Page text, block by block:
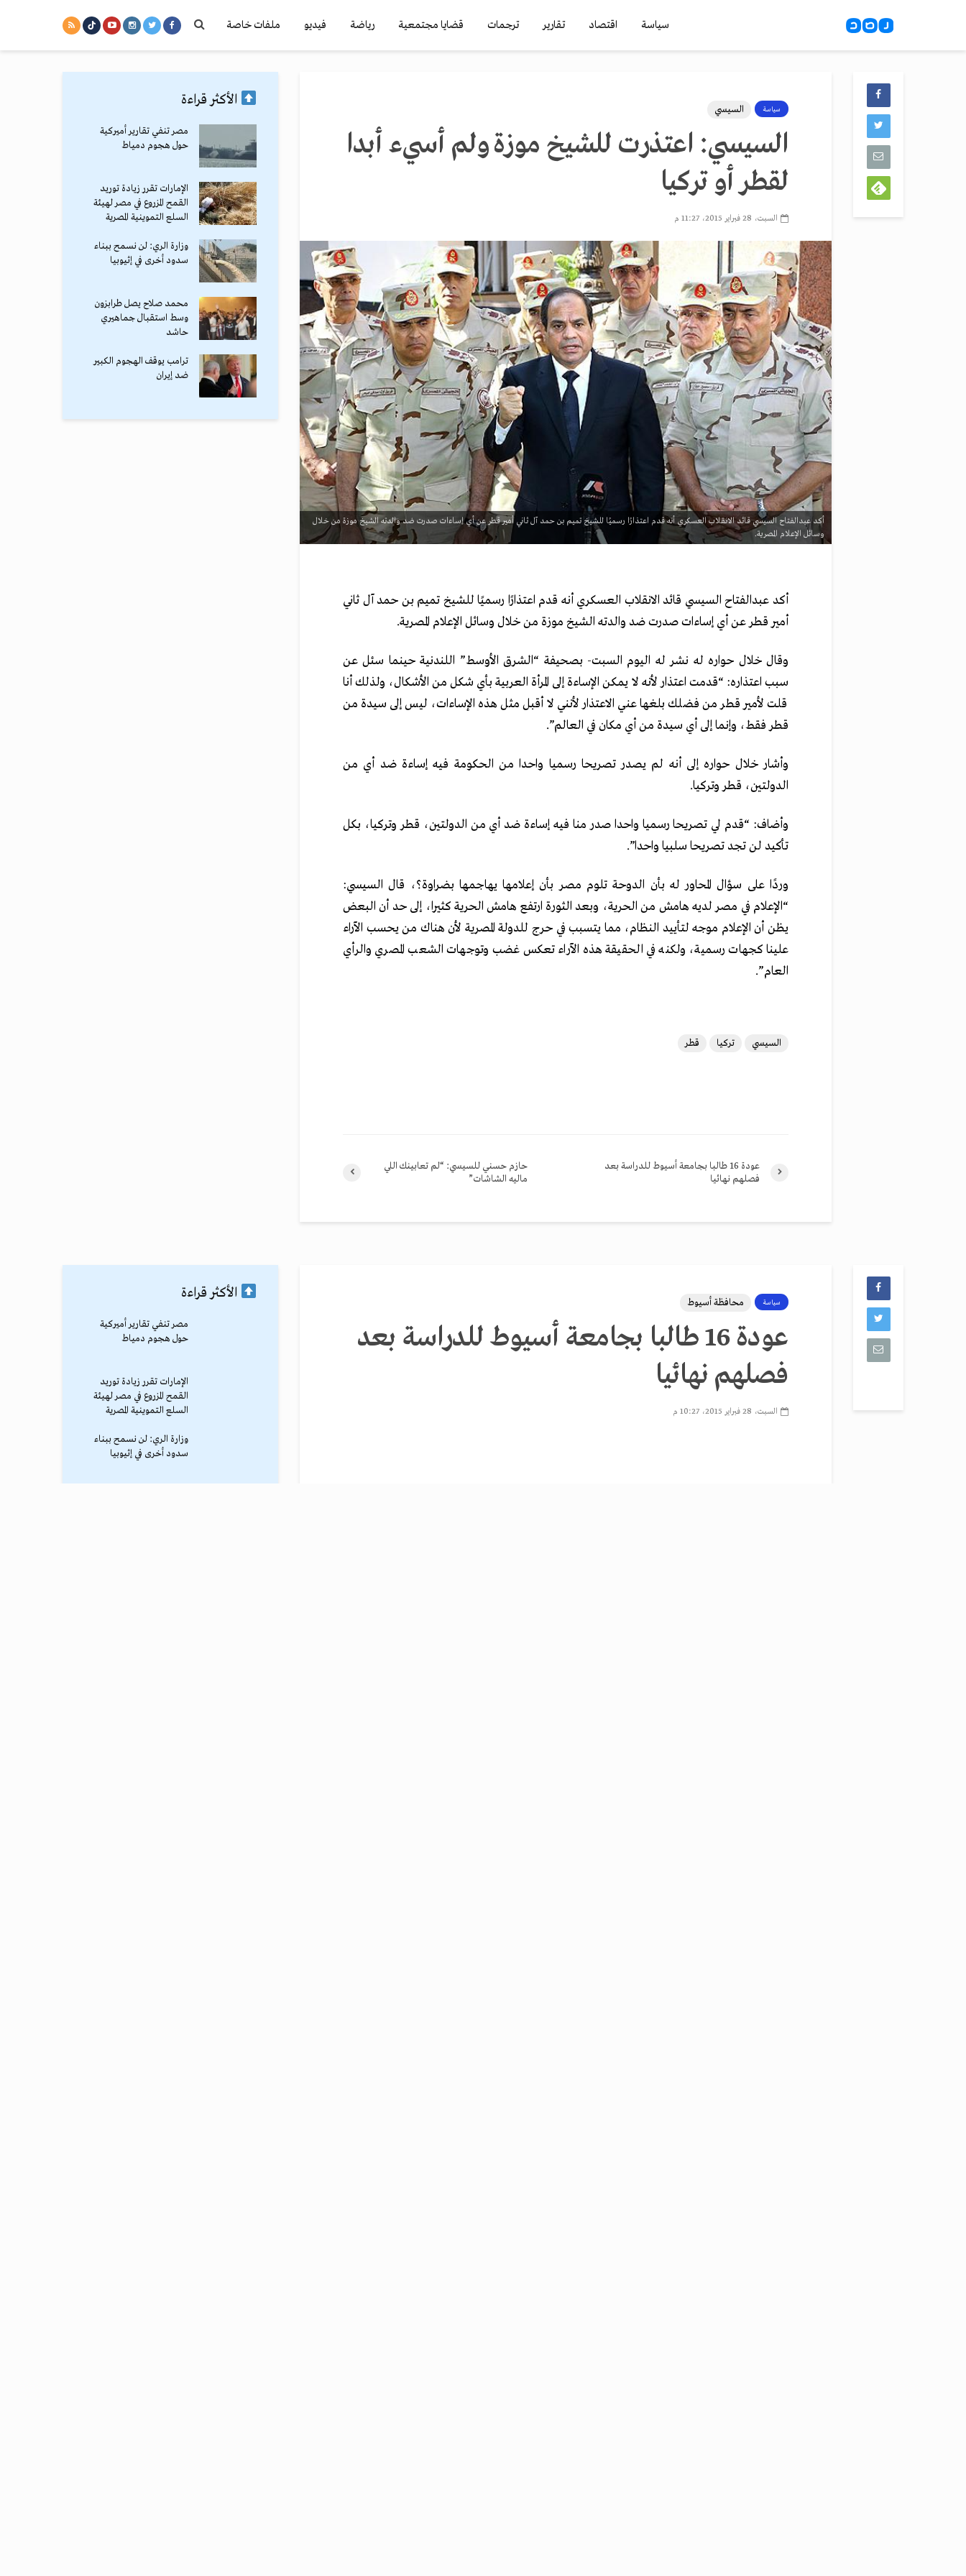
سياسة اقتصاد تقارير ترجمات قضايا مجتمعية رياضة فيديو ملفات خاصة
سياسة السيسي
السيسي: اعتذرت للشيخ موزة ولم أسيء أبدا
لقطر أو تركيا
السبت، 28 فبراير 2015، 11:27 م
أكد عبدالفتاح السيسي قائد الانقلاب العسكري أنه قدم اعتذارًا رسميًا للشيخ تميم بن حمد آل ثاني أمير قطر عن أي إساءات صدرت ضد والدته الشيخ موزة من خلال
وسائل الإعلام المصرية.
أكد عبدالفتاح السيسي قائد الانقلاب العسكري أنه قدم اعتذارًا رسميًا للشيخ تميم بن حمد آل ثاني
أمير قطر عن أي إساءات صدرت ضد والدته الشيخ موزة من خلال وسائل الإعلام المصرية.
وقال خلال حواره له نشر له اليوم السبت- بصحيفة “الشرق الأوسط” اللندنية حينما سئل عن
سبب اعتذاره: “قدمت اعتذار لأنه لا يمكن الإساءة إلى المرأة العربية بأي شكل من الأشكال، ولذلك أنا
قلت لأمير قطر من فضلك بلغها عني الاعتذار لأنني لا أقبل مثل هذه الإساءات، ليس إلى سيدة من
قطر فقط، وإنما إلى أي سيدة من أي مكان في العالم”.
وأشار خلال حواره إلى أنه لم يصدر تصريحا رسميا واحدا من الحكومة فيه إساءة ضد أي من
الدولتين، قطر وتركيا.
وأضاف: “قدم لي تصريحا رسميا واحدا صدر منا فيه إساءة ضد أي من الدولتين، قطر وتركيا، بكل
تأكيد لن تجد تصريحا سلبيا واحدا”.
وردًا على سؤال المحاور له بأن الدوحة تلوم مصر بأن إعلامها يهاجمها بضراوة؟، قال السيسي:
“الإعلام في مصر لديه هامش من الحرية، وبعد الثورة ارتفع هامش الحرية كثيرا، إلى حد أن البعض
يظن أن الإعلام موجه لتأييد النظام، مما يتسبب في حرج للدولة المصرية لأن هناك من يحسب الآراء
علينا كجهات رسمية، ولكنه في الحقيقة هذه الآراء تعكس غضب وتوجهات الشعب المصري والرأي
العام”.
السيسي تركيا قطر
حازم حسني للسيسي: “لم تعابينك اللي
ماليه الشاشات”
عودة 16 طالبا بجامعة أسيوط للدراسة بعد
فصلهم نهائيا
الأكثر قراءة
مصر تنفي تقارير أميركية
حول هجوم دمياط
الإمارات تقرر زيادة توريد
القمح المزروع في مصر لهيئة
السلع التموينية المصرية
وزارة الري: لن نسمح ببناء
سدود أخرى في إثيوبيا
محمد صلاح يصل طرابزون
وسط استقبال جماهيري
حاشد
ترامب يوقف الهجوم الكبير
ضد إيران
سياسة محافظة أسيوط
عودة 16 طالبا بجامعة أسيوط للدراسة بعد
فصلهم نهائيا
السبت، 28 فبراير 2015، 10:27 م
الأكثر قراءة
مصر تنفي تقارير أميركية
حول هجوم دمياط
الإمارات تقرر زيادة توريد
القمح المزروع في مصر لهيئة
السلع التموينية المصرية
وزارة الري: لن نسمح ببناء
سدود أخرى في إثيوبيا